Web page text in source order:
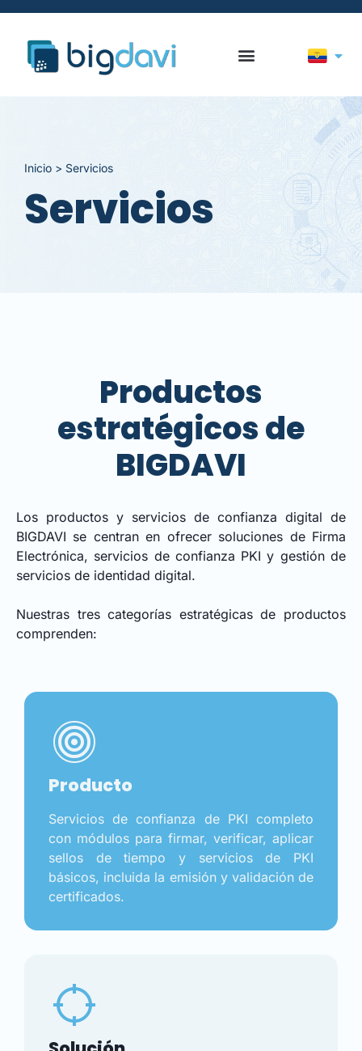
Inicio > Servicios
Servicios
Productos
estratégicos de
BIGDAVI
Los productos y servicios de confianza digital de
BIGDAVI se centran en ofrecer soluciones de Firma
Electrónica, servicios de confianza PKI y gestión de
servicios de identidad digital.
Nuestras tres categorías estratégicas de productos
comprenden:
Producto
Servicios de confianza de PKI completo
con módulos para firmar, verificar, aplicar
sellos de tiempo y servicios de PKI
básicos, incluida la emisión y validación de
certificados.